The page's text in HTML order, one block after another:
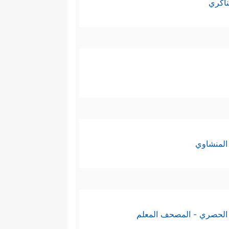
الحصري - المصحف المعلم